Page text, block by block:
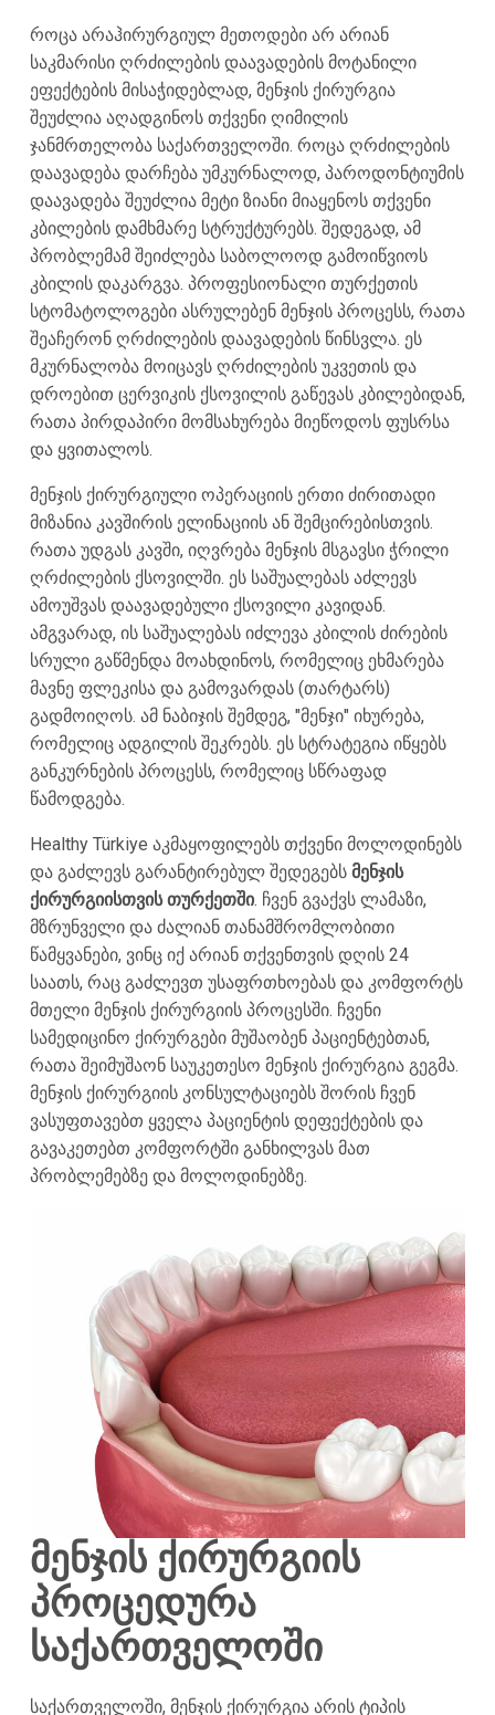
როცა არაჰირურგიულ მეთოდები არ არიან
საკმარისი ღრძილების დაავადების მოტანილი
ეფექტების მისაჭიდებლად, მენჯის ქირურგია
შეუძლია აღადგინოს თქვენი ღიმილის
ჯანმრთელობა საქართველოში. როცა ღრძილების
დაავადება დარჩება უმკურნალოდ, პაროდონტიუმის
დაავადება შეუძლია მეტი ზიანი მიაყენოს თქვენი
კბილების დამხმარე სტრუქტურებს. შედეგად, ამ
პრობლემამ შეიძლება საბოლოოდ გამოიწვიოს
კბილის დაკარგვა. პროფესიონალი თურქეთის
სტომატოლოგები ასრულებენ მენჯის პროცესს, რათა
შეაჩერონ ღრძილების დაავადების წინსვლა. ეს
მკურნალობა მოიცავს ღრძილების უკვეთის და
დროებით ცერვიკის ქსოვილის გაწევას კბილებიდან,
რათა პირდაპირი მომსახურება მიეწოდოს ფუსრსა
და ყვითალოს.
მენჯის ქირურგიული ოპერაციის ერთი ძირითადი
მიზანია კავშირის ელინაციის ან შემცირებისთვის.
რათა უდგას კავში, იღვრება მენჯის მსგავსი ჭრილი
ღრძილების ქსოვილში. ეს საშუალებას აძლევს
ამოუშვას დაავადებული ქსოვილი კავიდან.
ამგვარად, ის საშუალებას იძლევა კბილის ძირების
სრული გაწმენდა მოახდინოს, რომელიც ეხმარება
მავნე ფლეკისა და გამოვარდას (თარტარს)
გადმოიღოს. ამ ნაბიჯის შემდეგ, "მენჯი" იხურება,
რომელიც ადგილის შეკრებს. ეს სტრატეგია იწყებს
განკურნების პროცესს, რომელიც სწრაფად
წამოდგება.
Healthy Türkiye აკმაყოფილებს თქვენი მოლოდინებს
და გაძლევს გარანტირებულ შედეგებს მენჯის
ქირურგიისთვის თურქეთში. ჩვენ გვაქვს ლამაზი,
მზრუნველი და ძალიან თანამშრომლობითი
წამყვანები, ვინც იქ არიან თქვენთვის დღის 24
საათს, რაც გაძლევთ უსაფრთხოებას და კომფორტს
მთელი მენჯის ქირურგიის პროცესში. ჩვენი
სამედიცინო ქირურგები მუშაობენ პაციენტებთან,
რათა შეიმუშაონ საუკეთესო მენჯის ქირურგია გეგმა.
მენჯის ქირურგიის კონსულტაციებს შორის ჩვენ
ვასუფთავებთ ყველა პაციენტის დეფექტების და
გავაკეთებთ კომფორტში განხილვას მათ
პრობლემებზე და მოლოდინებზე.
მენჯის ქირურგიის
პროცედურა
საქართველოში
საქართველოში, მენჯის ქირურგია არის ტიპის